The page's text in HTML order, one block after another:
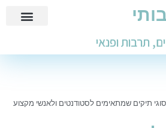
תרבות ופנאי
שמתאימים לסטודנטים ולאנשי מקצוע